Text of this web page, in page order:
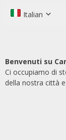
Italian
Benvenuti su
Ci occupiamo di
della nostra città